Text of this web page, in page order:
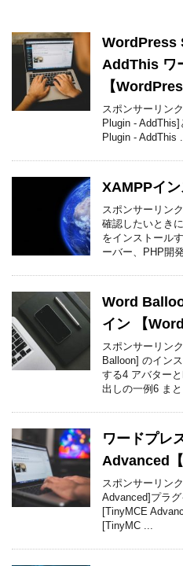
WordPress
AddThis ワ
【
スポンサーリン
Plugin -
Plugin - AddThis
XAMPPイ
スポンサーリン
確認したいとき
をインストール
ーバー、PHP開
Word
イン 【
スポンサーリン
Balloon] のイン
する4 アバター
出しの一例6 ま
ワードプレ
Advanced
スポンサーリン
Advanced]プラ
[TinyMCE
[TinyMC ...